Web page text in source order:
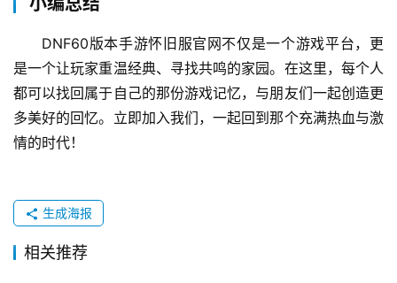
DNF60版本手游怀旧服官网不仅是一个游戏平台，更
是一个让玩家重温经典、寻找共鸣的家园。在这里，每个人
都可以找回属于自己的那份游戏记忆，与朋友们一起创造更
多美好的回忆。立即加入我们，一起回到那个充满热血与激
情的时代！
生成海报
相关推荐